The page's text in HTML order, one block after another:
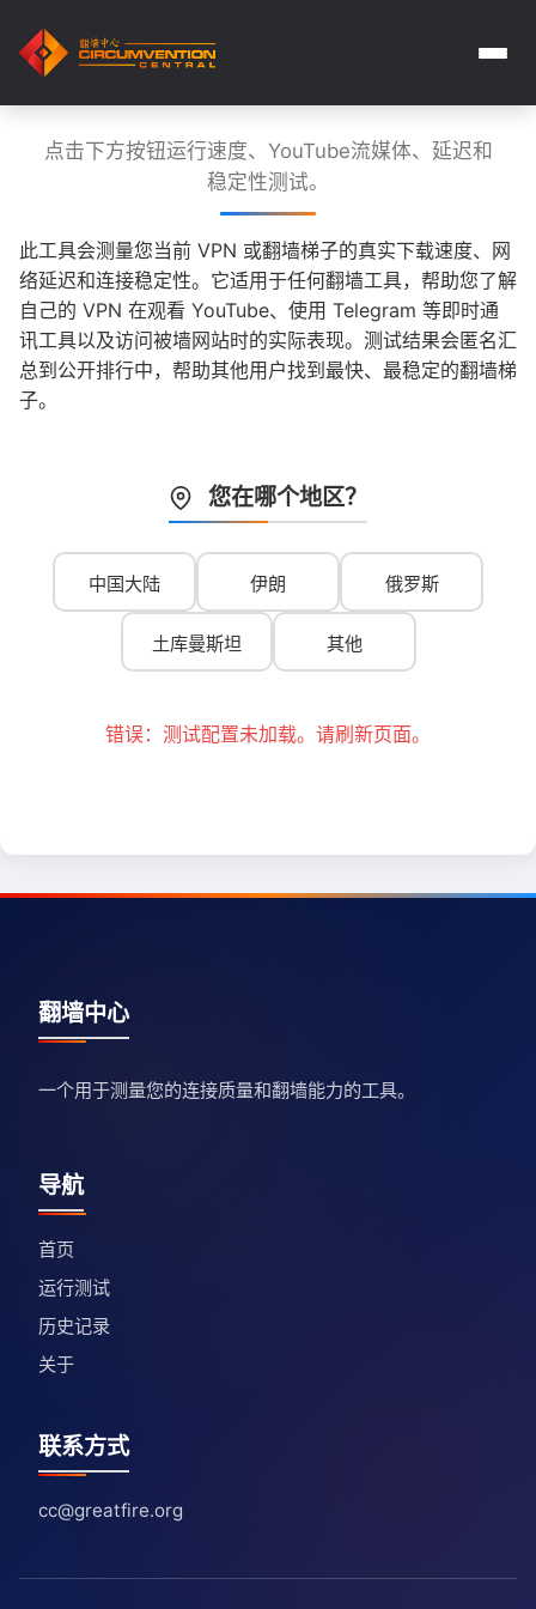
点击下方按钮运行速度、YouTube流媒体、延迟和
稳定性测试。
此工具会测量您当前 VPN 或翻墙梯子的真实下载速度、网
络延迟和连接稳定性。它适用于任何翻墙工具，帮助您了解
自己的 VPN 在观看 YouTube、使用 Telegram 等即时通
讯工具以及访问被墙网站时的实际表现。测试结果会匿名汇
总到公开排行中，帮助其他用户找到最快、最稳定的翻墙梯
子。
您在哪个地区？
中国大陆 伊朗 俄罗斯
土库曼斯坦 其他
错误：测试配置未加载。请刷新页面。
翻墙中心
一个用于测量您的连接质量和翻墙能力的工具。
导航
首页
运行测试
历史记录
关于
联系方式
cc@greatfire.org